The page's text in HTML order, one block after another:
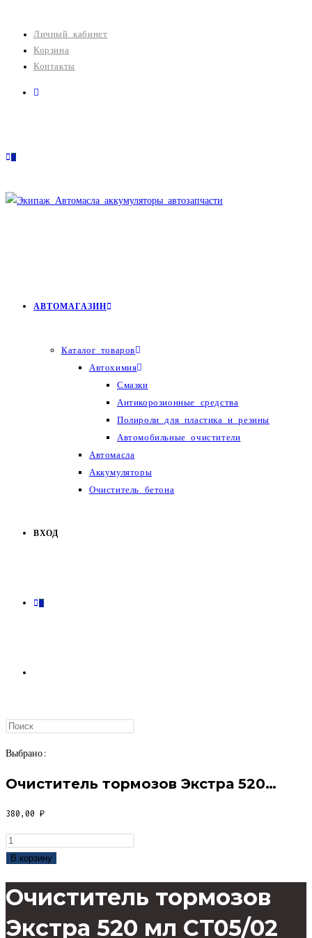
содержимому
Личный кабинет
Корзина
Контакты
0
АВТОМАГАЗИН
Каталог товаров
Автохимия
Смазки
Антикорозионные средства
Полироли для пластика и резины
Автомобильные очистители
Автомасла
Аккумуляторы
Очиститель бетона
ВХОД
0
ПО
ВЕБ-
Выбрано:
Очиститель тормозов Экстра 520…
380,00 ₽
Количество
товара
тормозов
520
В корзину
Очиститель тормозов
Экстра 520 мл CT05/02